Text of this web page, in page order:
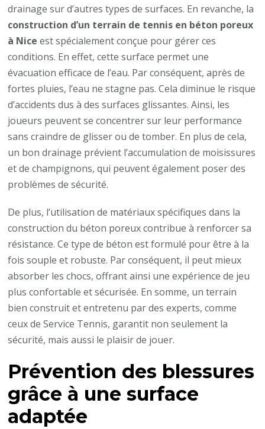
drainage sur d’autres types de surfaces. En revanche, la
construction d’un terrain de tennis en béton poreux
à Nice est spécialement conçue pour gérer ces
conditions. En effet, cette surface permet une
évacuation efficace de l’eau. Par conséquent, après de
fortes pluies, l’eau ne stagne pas. Cela diminue le risque
d’accidents dus à des surfaces glissantes. Ainsi, les
joueurs peuvent se concentrer sur leur performance
sans craindre de glisser ou de tomber. En plus de cela,
un bon drainage prévient l’accumulation de moisissures
et de champignons, qui peuvent également poser des
problèmes de sécurité.
De plus, l’utilisation de matériaux spécifiques dans la
construction du béton poreux contribue à renforcer sa
résistance. Ce type de béton est formulé pour être à la
fois souple et robuste. Par conséquent, il peut mieux
absorber les chocs, offrant ainsi une expérience de jeu
plus confortable et sécurisée. En somme, un terrain
bien construit et entretenu par des experts, comme
ceux de Service Tennis, garantit non seulement la
sécurité, mais aussi le plaisir de jouer.
Prévention des blessures
grâce à une surface
adaptée